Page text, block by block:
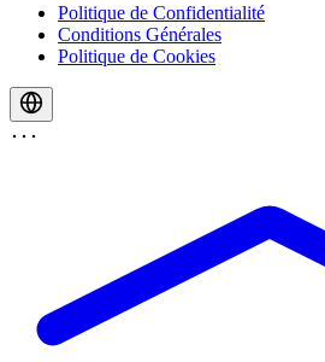
Politique de Confidentialité
Conditions Générales
Politique de Cookies